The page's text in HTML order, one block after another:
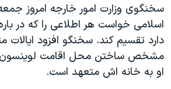
فرهنگ و زندگی
حقوق شهروندی
اقتصادی
مستندها
انتخابات ریاست جمهوری آمریکا ۲۰۲۴
حمله جمهوری اسلامی به اسرائیل
دنبال کنید
سخنگوی وزارت امور خارجه امروز
اسلامی خواست هر اطلاعی را که در
دارد تقسیم کند. سخنگو افزود
مشخص ساختن محل اقامت لوینسون و
او به خانه اش متعهد است.